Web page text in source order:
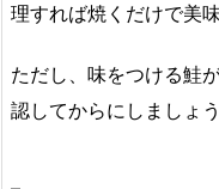
理すれば焼くだけで美
ただし、味をつける鮭
認してからにしましょう